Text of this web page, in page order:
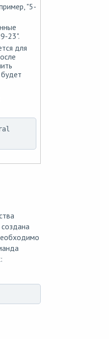
"5-
23".
для